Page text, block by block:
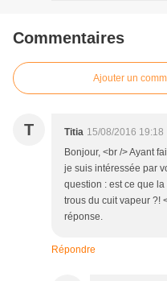
Commentaires
Ajouter un
T Titia 15/08/2016 19:18
Bonjour, <br /> Ayant
je suis intéressée par
question : est ce que
trous du cuit vapeur ?!
réponse.
Répondre